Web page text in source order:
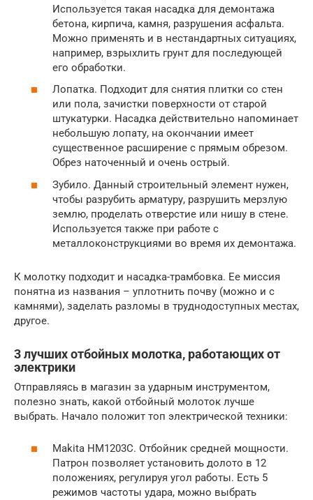
Используется такая насадка для демонтажа
бетона, кирпича, камня, разрушения асфальта.
Можно применять и в нестандартных ситуациях,
например, взрыхлить грунт для последующей
его обработки.
Лопатка. Подходит для снятия плитки со стен
или пола, зачистки поверхности от старой
штукатурки. Насадка действительно напоминает
небольшую лопату, на окончании имеет
существенное расширение с прямым обрезом.
Обрез наточенный и очень острый.
Зубило. Данный строительный элемент нужен,
чтобы разрубить арматуру, разрушить мерзлую
землю, проделать отверстие или нишу в стене.
Используется также при работе с
металлоконструкциями во время их демонтажа.
К молотку подходит и насадка-трамбовка. Ее миссия
понятна из названия – уплотнить почву (можно и с
камнями), заделать разломы в труднодоступных местах,
другое.
3 лучших отбойных молотка, работающих от
электрики
Отправляясь в магазин за ударным инструментом,
полезно знать, какой отбойный молоток лучше
выбрать. Начало положит топ электрической техники:
Makita HM1203C. Отбойник средней мощности.
Патрон позволяет установить долото в 12
положениях, регулируя угол работы. Есть 5
режимов частоты удара, можно выбрать